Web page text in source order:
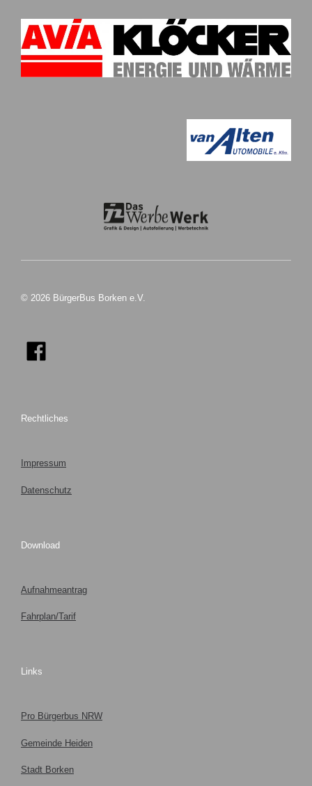
© 2026 BürgerBus Borken e.V.
Rechtliches
Impressum
Datenschutz
Download
Aufnahmeantrag
Fahrplan/Tarif
Links
Pro Bürgerbus NRW
Gemeinde Heiden
Stadt Borken